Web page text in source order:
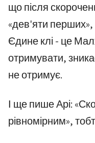
що після
«дев'яти перших»,
Єдине клі - це
отримувати,
не отримує.
І ще пише Арі:
рівномірним»,